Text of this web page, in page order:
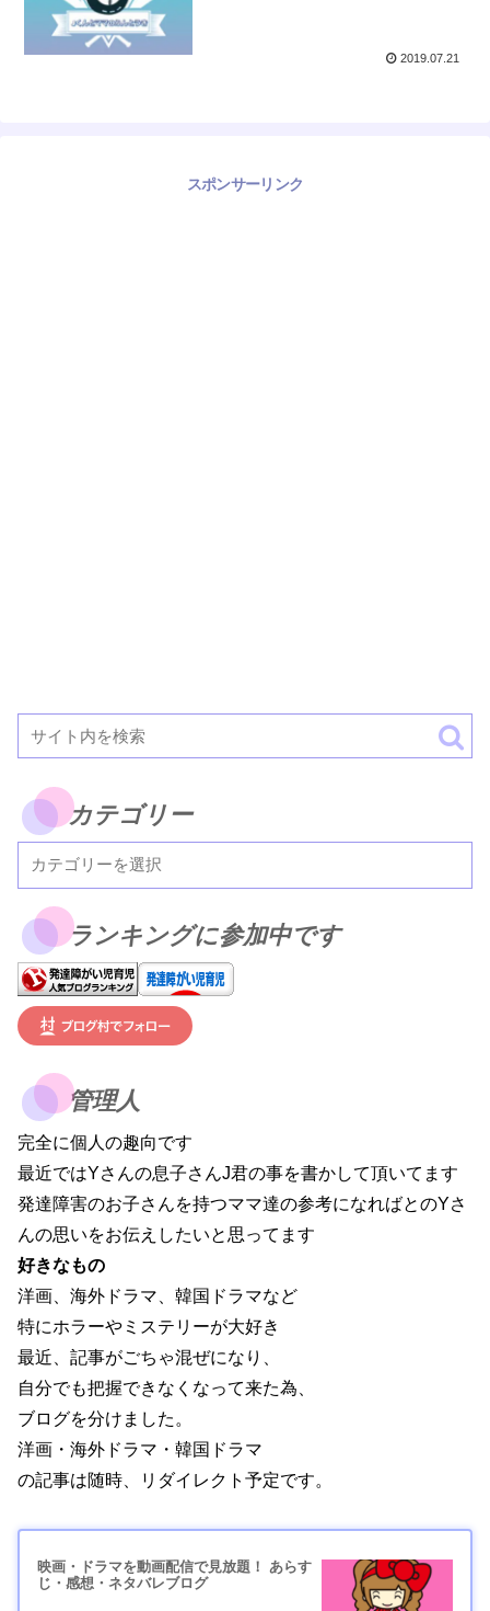
2019.07.21
スポンサーリンク
カテゴリー
ランキングに参加中です
管理人
完全に個人の趣向です
最近ではYさんの息子さんJ君の事を書かして頂いてます
発達障害のお子さんを持つママ達の参考になればとのYさ
んの思いをお伝えしたいと思ってます
好きなもの
洋画、海外ドラマ、韓国ドラマなど
特にホラーやミステリーが大好き
最近、記事がごちゃ混ぜになり、
自分でも把握できなくなって来た為、
ブログを分けました。
洋画・海外ドラマ・韓国ドラマ
の記事は随時、リダイレクト予定です。
映画・ドラマを動画配信で見放題！ あらす
じ・感想・ネタバレブログ